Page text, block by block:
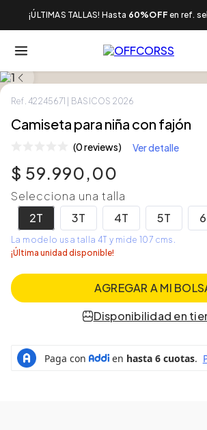
¡ÚLTIMAS TALLAS! Hasta 60%OFF en ref.
Ref.42245671 | BASICOS 2026
Camiseta para niña con fajón
(0 reviews) Ver detalle
$ 59.990,00
Selecciona una talla
2T
3T 4T 5T 6
La modelo usa talla 4T y mide 107 cms.
¡Última unidad disponible!
AGREGAR A MI
Disponibilidad en